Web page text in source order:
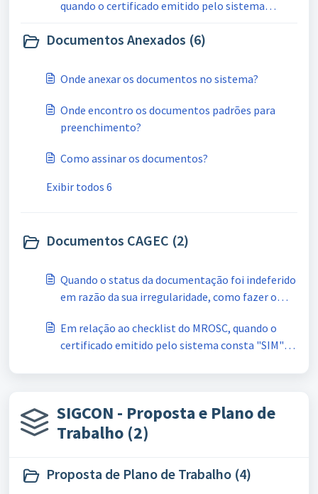
quando o certificado emitido pelo sistema
possível considerá-los aprovados, sem
Documentos Anexados (6)
Onde anexar os documentos no sistema?
Onde encontro os documentos padrões para
preenchimento?
Como assinar os documentos?
Exibir todos 6
Documentos CAGEC (2)
Quando o status da documentação foi indeferido
em razão da sua irregularidade, como fazer o
Em relação ao checklist do MROSC, quando o
certificado emitido pelo sistema consta "SIM"
SIGCON - Proposta e Plano de
Trabalho (2)
Proposta de Plano de Trabalho (4)